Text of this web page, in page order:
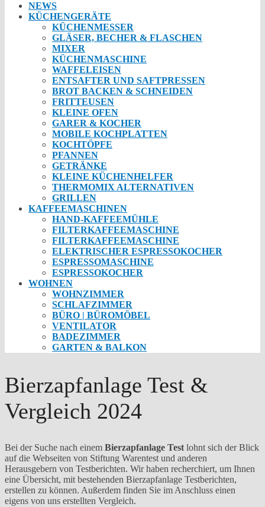
NEWS
KÜCHENGERÄTE
KÜCHENMESSER
GLÄSER, BECHER & FLASCHEN
MIXER
KÜCHENMASCHINE
WAFFELEISEN
ENTSAFTER UND SAFTPRESSEN
BROT BACKEN & SCHNEIDEN
FRITTEUSEN
KLEINE OFEN
GARER & KOCHER
MOBILE KOCHPLATTEN
KOCHTÖPFE
PFANNEN
GETRÄNKE
KLEINE KÜCHENHELFER
THERMOMIX ALTERNATIVEN
GRILLEN
KAFFEEMASCHINEN
HAND-KAFFEEMÜHLE
FILTERKAFFEEMASCHINE
FILTERKAFFEEMASCHINE
ELEKTRISCHER ESPRESSOKOCHER
ESPRESSOMASCHINE
ESPRESSOKOCHER
WOHNEN
WOHNZIMMER
SCHLAFZIMMER
BÜRO | BÜROMÖBEL
VENTILATOR
BADEZIMMER
GARTEN & BALKON
Bierzapfanlage Test &
Vergleich 2024
Bei der Suche nach einem Bierzapfanlage Test lohnt sich der Blick
auf die Webseiten von Stiftung Warentest und anderen
Herausgebern von Testberichten. Wir haben recherchiert, um Ihnen
eine Übersicht, mit bestehenden Bierzapfanlage Testberichten,
erstellen zu können. Außerdem finden Sie im Anschluss einen
eigens von uns erstellten Vergleich.